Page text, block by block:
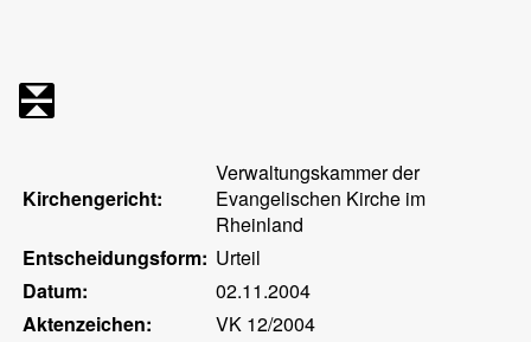
Kirchengericht:
Verwaltungskammer der
Evangelischen Kirche im
Rheinland
Entscheidungsform: Urteil
Datum:
02.11.2004
Aktenzeichen:
VK 12/2004